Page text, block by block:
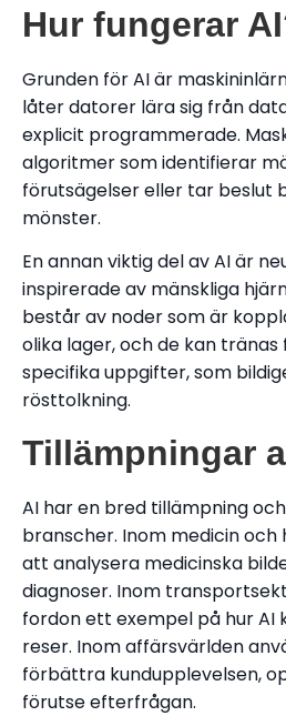
Hur fungerar
Grunden för AI är
låter datorer lära sig från
explicit programmerade.
algoritmer som identifierar
förutsägelser eller tar beslut
mönster.
En annan viktig del av AI är
inspirerade av mänskliga
består av noder som är
olika lager, och de kan
specifika uppgifter, som
rösttolkning.
Tillämpningar
AI har en bred tillämpning
branscher. Inom medicin och
att analysera medicinska
diagnoser. Inom
fordon ett exempel på hur AI
reser. Inom affärsvärlden
förbättra kundupplevelsen,
förutse efterfrågan.